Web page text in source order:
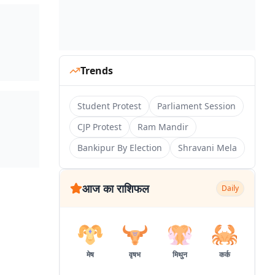
Trends
Student Protest
Parliament Session
CJP Protest
Ram Mandir
Bankipur By Election
Shravani Mela
आज का राशिफल Daily
मेष वृषभ मिथुन कर्क